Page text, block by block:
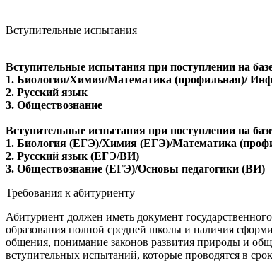
Вступительные испытания
Вступительные испытания при поступлении на
1. Биология/Химия/Математика (профильная)/
2. Русский язык
3. Обществознание
Вступительные испытания при поступлении на
1. Биология (ЕГЭ)/Химия (ЕГЭ)/Математика
2. Русский язык (ЕГЭ/ВИ)
3. Обществознание (ЕГЭ)/Основы педагогики (ВИ)
Требования к абитуриенту
Абитуриент должен иметь документ
образования полной средней школы и наличия
общения, понимание законов развития природы и
вступительных испытаний, которые проводятся в